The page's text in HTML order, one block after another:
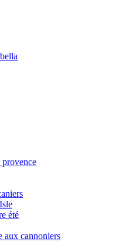
été
aux cannoniers